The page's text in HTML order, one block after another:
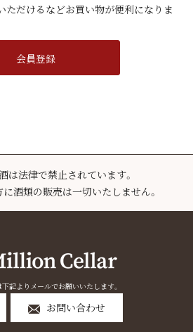
ただけるなどお買い物が便利になりま
会員登録
は法律で禁止されています。
酒類の販売は一切いたしません。
記よりメールでお願いいたします。
お問い合わせ